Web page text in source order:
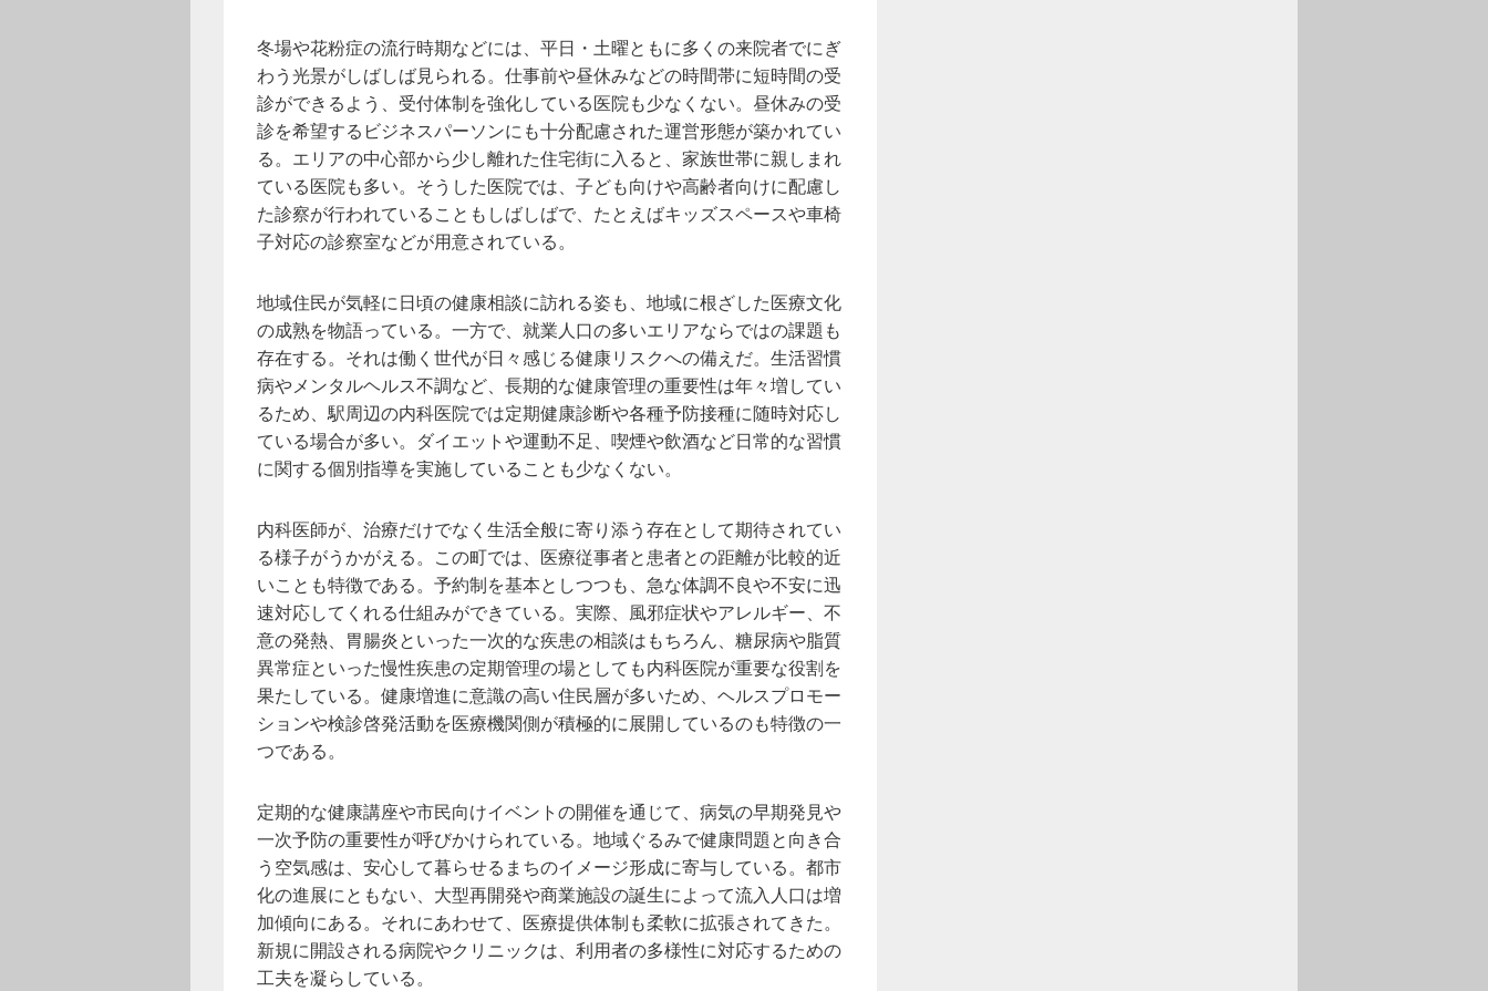
冬場や花粉症の流行時期などには、平日・土曜ともに多くの来院者でにぎ
わう光景がしばしば見られる。仕事前や昼休みなどの時間帯に短時間の受
診ができるよう、受付体制を強化している医院も少なくない。昼休みの受
診を希望するビジネスパーソンにも十分配慮された運営形態が築かれてい
る。エリアの中心部から少し離れた住宅街に入ると、家族世帯に親しまれ
ている医院も多い。そうした医院では、子ども向けや高齢者向けに配慮し
た診察が行われていることもしばしばで、たとえばキッズスペースや車椅
子対応の診察室などが用意されている。
地域住民が気軽に日頃の健康相談に訪れる姿も、地域に根ざした医療文化
の成熟を物語っている。一方で、就業人口の多いエリアならではの課題も
存在する。それは働く世代が日々感じる健康リスクへの備えだ。生活習慣
病やメンタルヘルス不調など、長期的な健康管理の重要性は年々増してい
るため、駅周辺の内科医院では定期健康診断や各種予防接種に随時対応し
ている場合が多い。ダイエットや運動不足、喫煙や飲酒など日常的な習慣
に関する個別指導を実施していることも少なくない。
内科医師が、治療だけでなく生活全般に寄り添う存在として期待されてい
る様子がうかがえる。この町では、医療従事者と患者との距離が比較的近
いことも特徴である。予約制を基本としつつも、急な体調不良や不安に迅
速対応してくれる仕組みができている。実際、風邪症状やアレルギー、不
意の発熱、胃腸炎といった一次的な疾患の相談はもちろん、糖尿病や脂質
異常症といった慢性疾患の定期管理の場としても内科医院が重要な役割を
果たしている。健康増進に意識の高い住民層が多いため、ヘルスプロモー
ションや検診啓発活動を医療機関側が積極的に展開しているのも特徴の一
つである。
定期的な健康講座や市民向けイベントの開催を通じて、病気の早期発見や
一次予防の重要性が呼びかけられている。地域ぐるみで健康問題と向き合
う空気感は、安心して暮らせるまちのイメージ形成に寄与している。都市
化の進展にともない、大型再開発や商業施設の誕生によって流入人口は増
加傾向にある。それにあわせて、医療提供体制も柔軟に拡張されてきた。
新規に開設される病院やクリニックは、利用者の多様性に対応するための
工夫を凝らしている。